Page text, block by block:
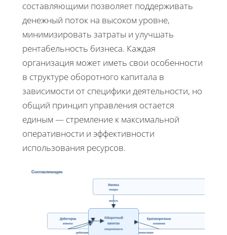
составляющими позволяет поддерживать
денежный поток на высоком уровне,
минимизировать затраты и улучшать
рентабельность бизнеса. Каждая
организация может иметь свои особенности
в структуре оборотного капитала в
зависимости от специфики деятельности, но
общий принцип управления остается
единым — стремление к максимальной
оперативности и эффективности
использования ресурсов.
Составляющие
Запасы
товары
Дебиторка
клиенты
Краткосрочные
вложения
Оборотный
капитал
оперативность
запасы
дебиторка инвестиции